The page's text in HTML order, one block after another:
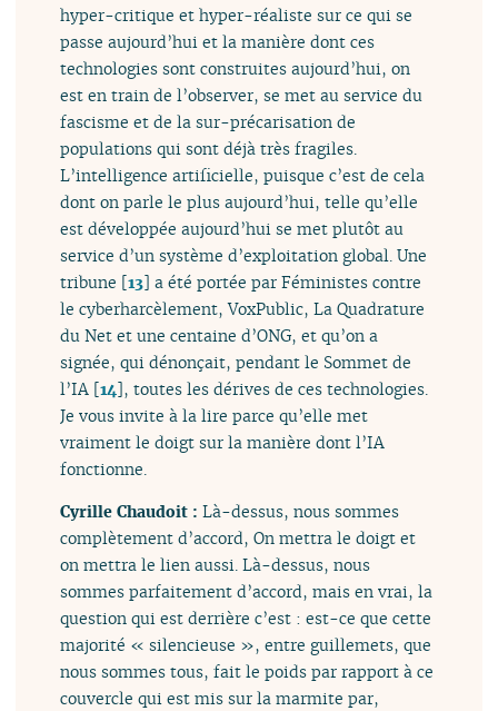
hyper-critique et hyper-réaliste sur ce qui se
passe aujourd’hui et la manière dont ces
technologies sont construites aujourd’hui, on
est en train de l’observer, se met au service du
fascisme et de la sur-précarisation de
populations qui sont déjà très fragiles.
L’intelligence artificielle, puisque c’est de cela
dont on parle le plus aujourd’hui, telle qu’elle
est développée aujourd’hui se met plutôt au
service d’un système d’exploitation global. Une
tribune [13] a été portée par Féministes contre
le cyberharcèlement, VoxPublic, La Quadrature
du Net et une centaine d’ONG, et qu’on a
signée, qui dénonçait, pendant le Sommet de
l’IA [14], toutes les dérives de ces technologies.
Je vous invite à la lire parce qu’elle met
vraiment le doigt sur la manière dont l’IA
fonctionne.
Cyrille Chaudoit :Là-dessus, nous sommes
complètement d’accord, On mettra le doigt et
on mettra le lien aussi. Là-dessus, nous
sommes parfaitement d’accord, mais en vrai, la
question qui est derrière c’est : est-ce que cette
majorité « silencieuse », entre guillemets, que
nous sommes tous, fait le poids par rapport à ce
couvercle qui est mis sur la marmite par,